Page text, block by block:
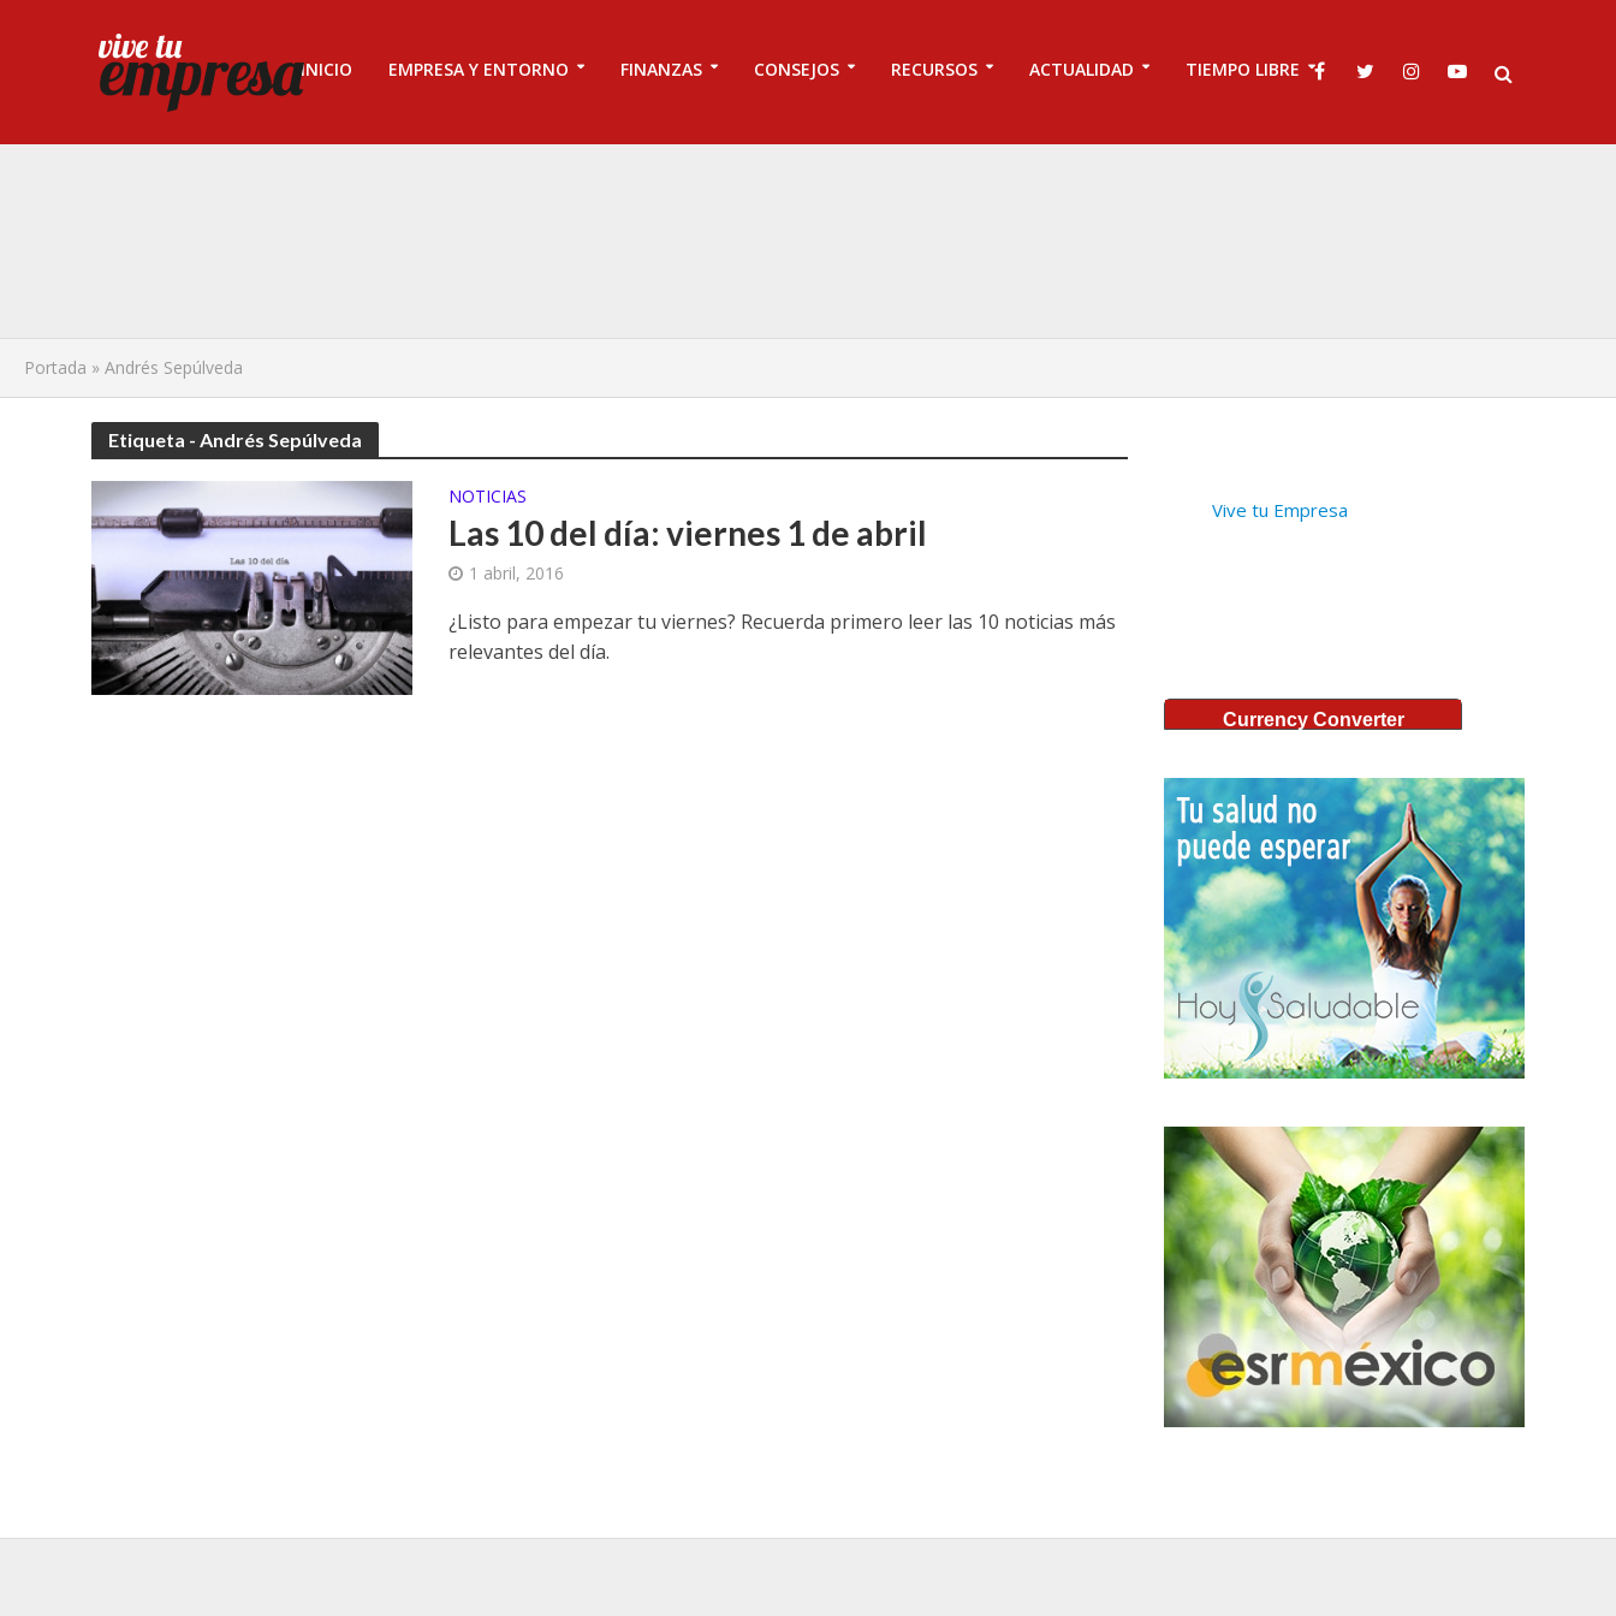
INICIO EMPRESA Y ENTORNO FINANZAS CONSEJOS RECURSOS ACTUALIDAD TIEMPO LIBRE
Portada » Andrés Sepúlveda
Etiqueta - Andrés Sepúlveda
NOTICIAS
Las 10 del día: viernes 1 de abril
1 abril, 2016
¿Listo para empezar tu viernes? Recuerda primero leer las 10 noticias más
relevantes del día.
Vive tu Empresa
Currency Converter